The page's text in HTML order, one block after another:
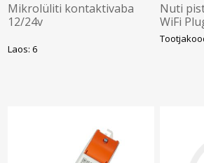
Mikrolüliti kontaktivaba
12/24v
Laos: 6
Nuti
WiFi